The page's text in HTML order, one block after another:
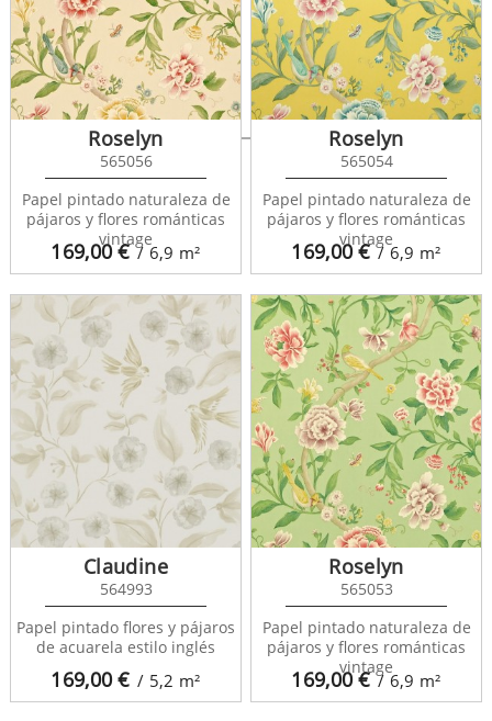
Verona Garden 127551
169,00€ / 6,9 m²
Roselyn
565056
Papel pintado naturaleza de
pájaros y flores románticas
vintage
169,00€ / 6,9 m²
Roselyn
565054
Papel pintado naturaleza de
pájaros y flores románticas
vintage
169,00€ / 5,2 m²
Claudine
564993
Papel pintado flores y pájaros
de acuarela estilo inglés
169,00€ / 6,9 m²
Roselyn
565053
Papel pintado naturaleza de
pájaros y flores románticas
vintage